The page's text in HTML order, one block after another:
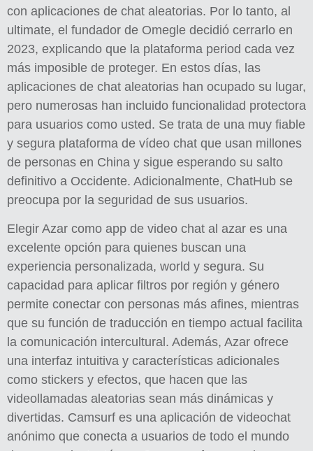
con aplicaciones de chat aleatorias. Por lo tanto, al
ultimate, el fundador de Omegle decidió cerrarlo en
2023, explicando que la plataforma period cada vez
más imposible de proteger. En estos días, las
aplicaciones de chat aleatorias han ocupado su lugar,
pero numerosas han incluido funcionalidad protectora
para usuarios como usted. Se trata de una muy fiable
y segura plataforma de vídeo chat que usan millones
de personas en China y sigue esperando su salto
definitivo a Occidente. Adicionalmente, ChatHub se
preocupa por la seguridad de sus usuarios.
Elegir Azar como app de video chat al azar es una
excelente opción para quienes buscan una
experiencia personalizada, world y segura. Su
capacidad para aplicar filtros por región y género
permite conectar con personas más afines, mientras
que su función de traducción en tiempo actual facilita
la comunicación intercultural. Además, Azar ofrece
una interfaz intuitiva y características adicionales
como stickers y efectos, que hacen que las
videollamadas aleatorias sean más dinámicas y
divertidas. Camsurf es una aplicación de videochat
anónimo que conecta a usuarios de todo el mundo